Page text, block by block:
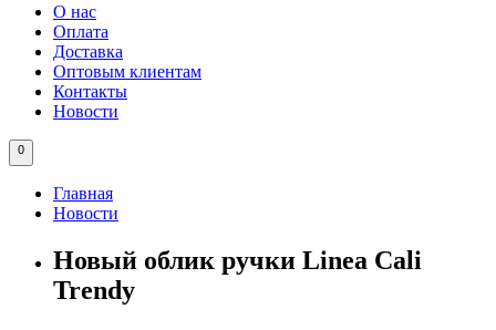
О нас
Оплата
Доставка
Оптовым клиентам
Контакты
Новости
0
Главная
Новости
Новый облик ручки Linea Cali
Trendy